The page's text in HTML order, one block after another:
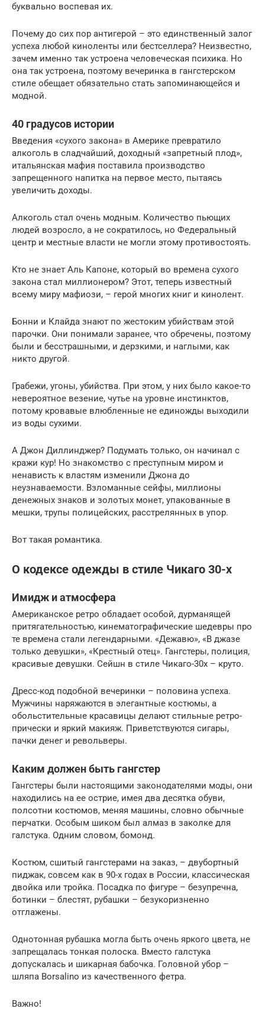
буквально воспевая их.
Почему до сих пор антигерой – это единственный залог
успеха любой киноленты или бестселлера? Неизвестно,
зачем именно так устроена человеческая психика. Но
она так устроена, поэтому вечеринка в гангстерском
стиле обещает обязательно стать запоминающейся и
модной.
40 градусов истории
Введения «сухого закона» в Америке превратило
алкоголь в сладчайший, доходный «запретный плод»,
итальянская мафия поставила производство
запрещенного напитка на первое место, пытаясь
увеличить доходы.
Алкоголь стал очень модным. Количество пьющих
людей возросло, а не сократилось, но Федеральный
центр и местные власти не могли этому противостоять.
Кто не знает Аль Капоне, который во времена сухого
закона стал миллионером? Этот, теперь известный
всему миру мафиози, – герой многих книг и кинолент.
Бонни и Клайда знают по жестоким убийствам этой
парочки. Они понимали заранее, что обречены, поэтому
были и бесстрашными, и дерзкими, и наглыми, как
никто другой.
Грабежи, угоны, убийства. При этом, у них было какое-то
невероятное везение, чутье на уровне инстинктов,
потому кровавые влюбленные не единожды выходили
из воды сухими.
А Джон Диллинджер? Подумать только, он начинал с
кражи кур! Но знакомство с преступным миром и
ненависть к властям изменили Джона до
неузнаваемости. Взломанные сейфы, миллионы
денежных знаков и золотых монет, упакованные в
мешки, трупы полицейских, расстрелянных в упор.
Вот такая романтика.
О кодексе одежды в стиле Чикаго 30-х
Имидж и атмосфера
Американское ретро обладает особой, дурманящей
притягательностью, кинематографические шедевры про
те времена стали легендарными. «Дежавю», «В джазе
только девушки», «Крестный отец». Гангстеры, полиция,
красивые девушки. Сейшн в стиле Чикаго-30х – круто.
Дресс-код подобной вечеринки – половина успеха.
Мужчины наряжаются в элегантные костюмы, а
обольстительные красавицы делают стильные ретро-
прически и яркий макияж. Приветствуются сигары,
пачки денег и револьверы.
Каким должен быть гангстер
Гангстеры были настоящими законодателями моды, они
находились на ее острие, имея два десятка обуви,
полсотни костюмов, меняя машины, словно обычные
перчатки. Особым шиком был алмаз в заколке для
галстука. Одним словом, бомонд.
Костюм, сшитый гангстерами на заказ, – двубортный
пиджак, совсем как в 90-х годах в России, классическая
двойка или тройка. Посадка по фигуре – безупречна,
ботинки – блестят, рубашки – безукоризненно
отглажены.
Однотонная рубашка могла быть очень яркого цвета, не
запрещалась тонкая полоска. Вместо галстука
допускалась и шикарная бабочка. Головной убор –
шляпа Borsalino из качественного фетра.
Важно!